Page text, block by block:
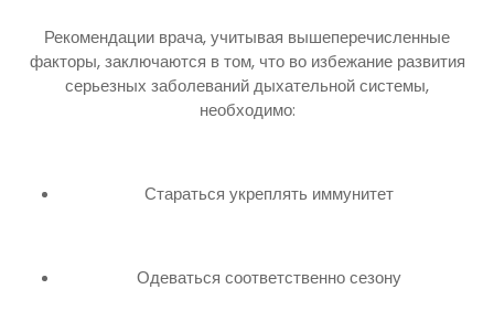
Рекомендации врача, учитывая вышеперечисленные
факторы, заключаются в том, что во избежание развития
серьезных заболеваний дыхательной системы,
необходимо:
Стараться укреплять иммунитет
Одеваться соответственно сезону